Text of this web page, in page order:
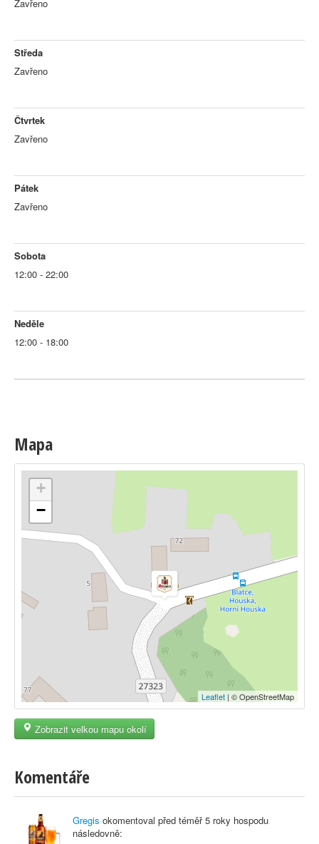
Zavřeno
Středa
Zavřeno
Čtvrtek
Zavřeno
Pátek
Zavřeno
Sobota
12:00 - 22:00
Neděle
12:00 - 18:00
Mapa
+
−
Leaflet | © OpenStreetMap
Zobrazit velkou mapu okolí
Komentáře
Gregis okomentoval před téměř 5 roky hospodu
následovně: